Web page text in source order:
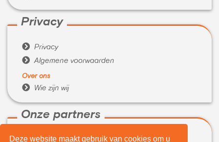
Deze website maakt gebruik van cookies om u
Privacy
 Privacy
 Algemene voorwaarden
Over ons
 Wie zijn wij
Onze partners
 WeBuyIt.nl